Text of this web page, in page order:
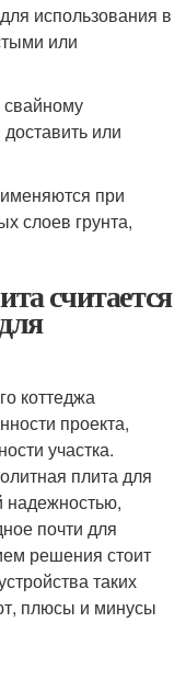
использования в
или
свайному
или
при
слоев грунта,
считается
коттеджа
проекта,
участка.
плита для
почти для
решения стоит
таких
плюсы и минусы